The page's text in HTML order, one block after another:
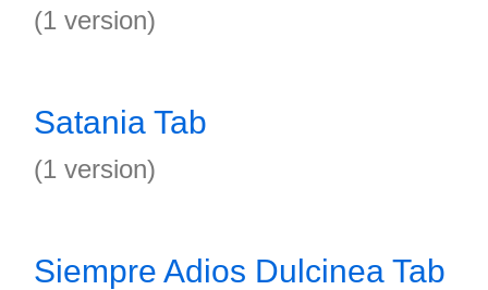
(1 version)
Satania Tab
(1 version)
Siempre Adios Dulcinea Tab